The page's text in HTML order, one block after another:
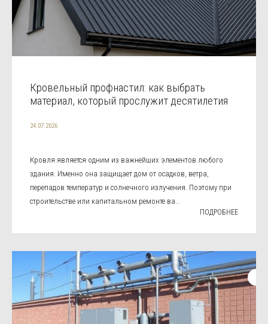
Кровельный профнастил: как выбрать
материал, который прослужит десятилетия
24.07.2026
Кровля является одним из важнейших элементов любого
здания. Именно она защищает дом от осадков, ветра,
перепадов температур и солнечного излучения. Поэтому при
строительстве или капитальном ремонте ва...
ПОДРОБНЕЕ